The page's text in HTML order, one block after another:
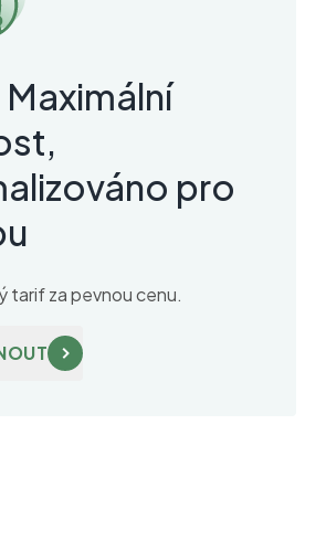
pro
tarif za pevnou cenu.